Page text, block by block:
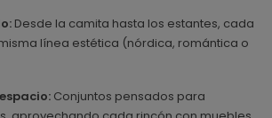
Desde la camita hasta los estantes, cada
línea estética (nórdica, romántica o
Conjuntos pensados para